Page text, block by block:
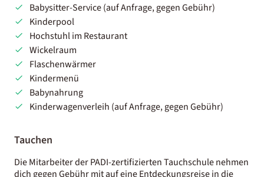
Babysitter-Service (auf Anfrage, gegen Gebühr)
Kinderpool
Hochstuhl im Restaurant
Wickelraum
Flaschenwärmer
Kindermenü
Babynahrung
Kinderwagenverleih (auf Anfrage, gegen Gebühr)
Tauchen
Die Mitarbeiter der PADI-zertifizierten Tauchschule nehmen
dich gegen Gebühr mit auf eine Entdeckungsreise in die